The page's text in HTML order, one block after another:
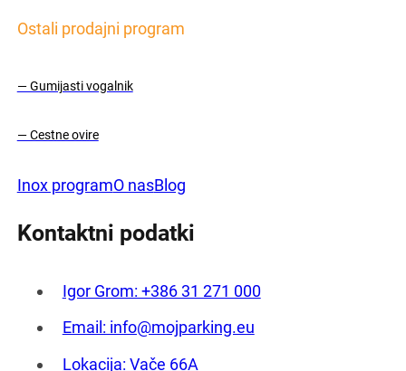
Ostali prodajni program
— Gumijasti vogalnik
— Cestne ovire
Inox programO nasBlog
Kontaktni podatki
Igor Grom: +386 31 271 000
Email: info@mojparking.eu
Lokacija: Vače 66A